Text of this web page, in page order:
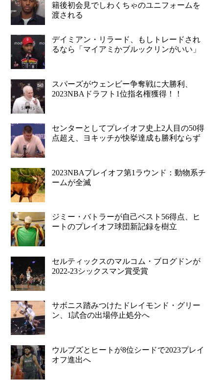
籍後初会見でしわくちゃのユニフォームを
渡される
デイミアン・リラード、もしトレードされ
るなら「マイアミかブルックリンがいい」
スパーズがウェンビー争奪戦に大勝利、
2023NBAドラフト1位指名権獲得！！
センターとしてプレイオフ史上2人目の50得
点超え、ヨキッチが快挙達成も勝利ならず
2023NBAプレイオフ第1ラウンド：動物系チ
ームが全滅
ジミー・バトラーが自己ベスト56得点、ヒ
ートのプレイオフ球団新記録を樹立
セルティックスのマルコム・ブログドンが
2022-23シックスマン賞受賞
サボニス踏みつけたドレイモンド・グリー
ン、1試合の出場停止処分へ
ウルブズとヒートが8位シードで2023プレイ
オフ進出へ